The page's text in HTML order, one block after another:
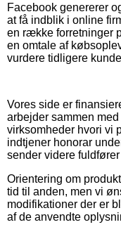
Facebook genererer
at få indblik i online
en række forretninger
en omtale af
vurdere tidligere
Vores side er
arbejder sammen
virksomheder hvori vi
indtjener honorar
sender videre
Orientering om
tid til anden, men vi
modifikationer der er
af de anvendte